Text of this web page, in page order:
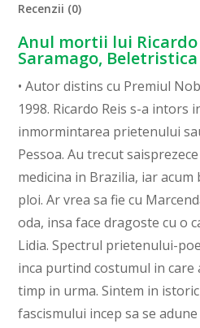
Recenzii (0)
Anul mortii lui Ricardo
Saramago, Beletristica
• Autor distins cu Premiul
1998. Ricardo Reis s-a intors
inmormintarea prietenului
Pessoa. Au trecut
medicina in Brazilia, iar
ploi. Ar vrea sa fie cu
oda, insa face dragoste cu o
Lidia. Spectrul prietenului-
inca purtind costumul in
timp in urma. Sintem in
fascismului incep sa se